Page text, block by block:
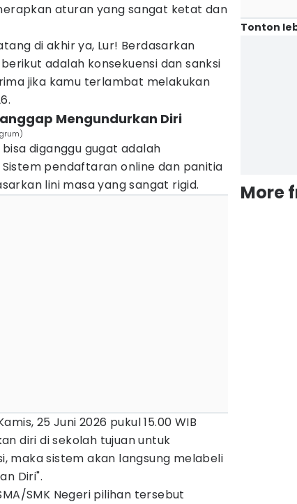
aturan yang sangat ketat dan
di akhir ya, Lur! Berdasarkan
adalah konsekuensi dan sanksi
jika kamu terlambat melakukan
Mengundurkan Diri
diganggu gugat adalah
pendaftaran online dan panitia
lini masa yang sangat rigid.
25 Juni 2026 pukul 15.00 WIB
diri di sekolah tujuan untuk
maka sistem akan langsung melabeli
Diri".
SMK Negeri pilihan tersebut
Tonton
More